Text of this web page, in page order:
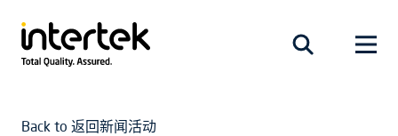
Back to 返回新闻活动